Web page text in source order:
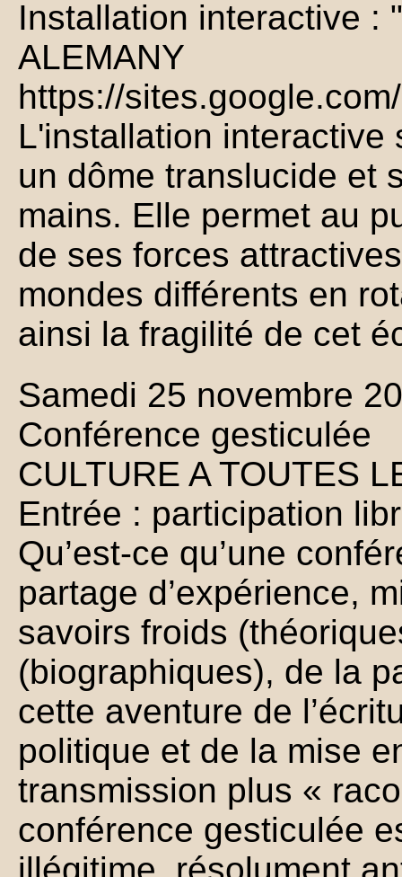
Installation interactive :
ALEMANY
https://
L'installation interactive
un dôme translucide et
mains. Elle permet au
de ses forces
mondes différents en
ainsi la fragilité de cet
Samedi 25 novembre
Conférence gesticulée
CULTURE A TOUTES
Entrée : participation
Qu’est-ce qu’une
partage d’expérience,
savoirs froids
(biographiques), de la
cette aventure de
politique et de la mise
transmission plus «
conférence gesticulée